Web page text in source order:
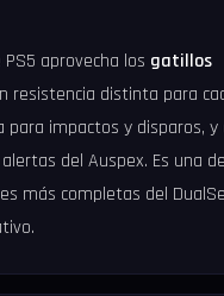
aprovecha los gatillos
resistencia distinta para
para impactos y disparos,
del Auspex. Es una
más completas del